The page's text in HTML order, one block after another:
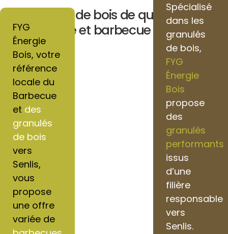
Granulés de bois de qualité pour
chauffage et barbecue vers Senlis
FYG
Énergie
Bois, votre
référence
locale du
Barbecue
et des
granulés
de bois
vers
Senlis,
vous
propose
une offre
variée de
Spécialisé
dans les
granulés
de bois,
FYG
Énergie
Bois
propose
des
granulés
performants
issus
d’une
filière
responsable
vers
Senlis.